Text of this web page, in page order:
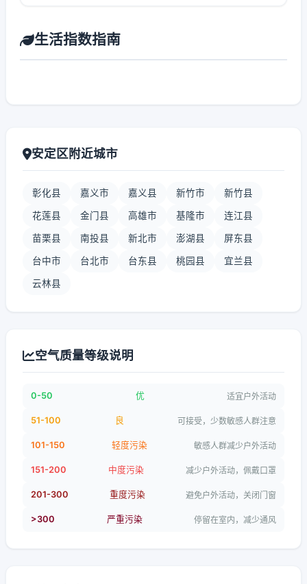
生活指数指南
安定区附近城市
彰化县 嘉义市 嘉义县 新竹市 新竹县
花莲县 金门县 高雄市 基隆市 连江县
苗栗县 南投县 新北市 澎湖县 屏东县
台中市 台北市 台东县 桃园县 宜兰县
云林县
空气质量等级说明
0-50 优 适宜户外活动
51-100 良 可接受，少数敏感人群注意
101-150 轻度污染 敏感人群减少户外活动
151-200 中度污染 减少户外活动，佩戴口罩
201-300 重度污染 避免户外活动，关闭门窗
>300 严重污染 停留在室内，减少通风